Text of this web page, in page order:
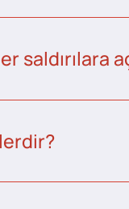
saldırılara